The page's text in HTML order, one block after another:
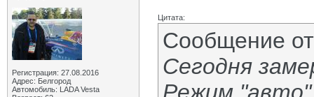
Регистрация: 27.08.2016
Адрес: Белгород
Автомобиль: LADA Vesta
Цитата:
Сообщение
Сегодня